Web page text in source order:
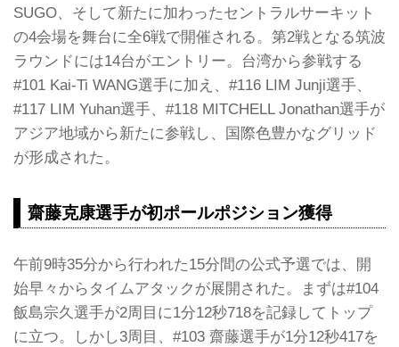
SUGO、そして新たに加わったセントラルサーキット
の4会場を舞台に全6戦で開催される。第2戦となる筑波
ラウンドには14台がエントリー。台湾から参戦する
#101 Kai-Ti WANG選手に加え、#116 LIM Junji選手、
#117 LIM Yuhan選手、#118 MITCHELL Jonathan選手が
アジア地域から新たに参戦し、国際色豊かなグリッド
が形成された。
齋藤克康選手が初ポールポジション獲得
午前9時35分から行われた15分間の公式予選では、開
始早々からタイムアタックが展開された。まずは#104
飯島宗久選手が2周目に1分12秒718を記録してトップ
に立つ。しかし3周目、#103 齋藤選手が1分12秒417を